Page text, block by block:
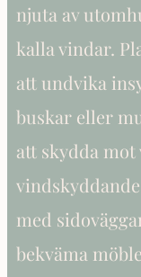
njuta av
kalla vindar.
att undvika
buskar eller
att skydda
med
bekväma